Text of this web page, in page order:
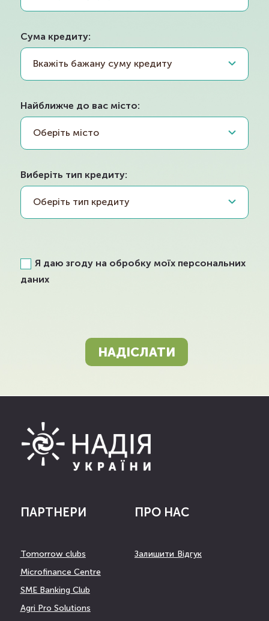
Вкажіть бажану суму кредиту
Оберіть місто
Оберіть тип кредиту
Я даю згоду на обробку моїх персональних
даних
НАДІСЛАТИ
ПАРТНЕРИ
Tomorrow clubs
Microfinance Centre
SME Banking Club
Agri Pro Solutions
ПРО НАС
Залишити Відгук